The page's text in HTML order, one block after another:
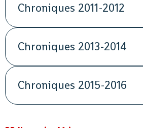
Chroniques 2011-2012
Chroniques 2013-2014
Chroniques 2015-2016